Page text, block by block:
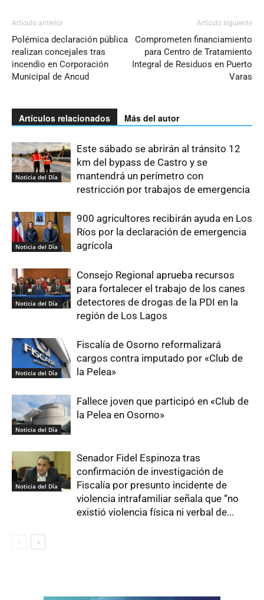
Artículo anterior
Polémica declaración pública
realizan concejales tras
incendio en Corporación
Municipal de Ancud
Artículo siguiente
Comprometen financiamiento
para Centro de Tratamiento
Integral de Residuos en Puerto
Varas
Artículos relacionados Más del autor
Noticia del Día
Este sábado se abrirán al tránsito 12
km del bypass de Castro y se
mantendrá un perímetro con
restricción por trabajos de emergencia
Noticia del Día
900 agricultores recibirán ayuda en Los
Ríos por la declaración de emergencia
agrícola
Noticia del Día
Consejo Regional aprueba recursos
para fortalecer el trabajo de los canes
detectores de drogas de la PDI en la
región de Los Lagos
Noticia del Día
Fiscalía de Osorno reformalizará
cargos contra imputado por «Club de
la Pelea»
Noticia del Día
Fallece joven que participó en «Club de
la Pelea en Osorno»
Noticia del Día
Senador Fidel Espinoza tras
confirmación de investigación de
Fiscalía por presunto incidente de
violencia intrafamiliar señala que “no
existió violencia física ni verbal de...